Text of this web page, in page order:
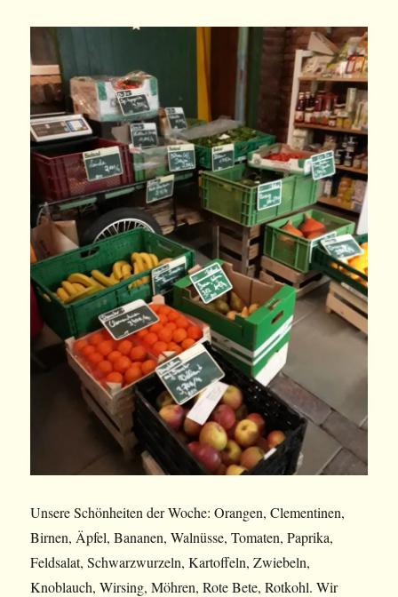
Unsere Schönheiten der Woche: Orangen, Clementinen,
Birnen, Äpfel, Bananen, Walnüsse, Tomaten, Paprika,
Feldsalat, Schwarzwurzeln, Kartoffeln, Zwiebeln,
Knoblauch, Wirsing, Möhren, Rote Bete, Rotkohl. Wir